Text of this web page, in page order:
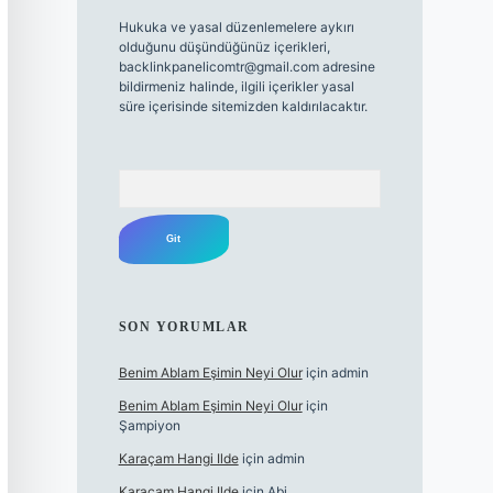
Hukuka ve yasal düzenlemelere aykırı
olduğunu düşündüğünüz içerikleri,
backlinkpanelicomtr@gmail.comadresine
bildirmeniz halinde, ilgili içerikler yasal
süre içerisinde sitemizden kaldırılacaktır.
SON YORUMLAR
Benim Ablam Eşimin Neyi Oluriçin admin
Benim Ablam Eşimin Neyi Oluriçin
Şampiyon
Karaçam Hangi Ildeiçin admin